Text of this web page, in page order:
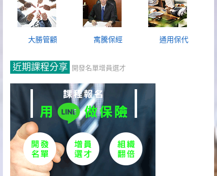
大勝管顧 寓騰保經 通用保代
近期課程分享 開發名單增員選才